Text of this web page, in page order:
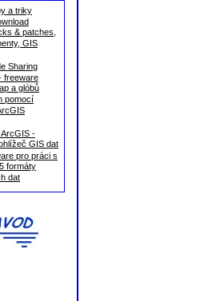
a triky
& patches,
GIS
Sharing
freeware
a glóbů
pomocí
-
GIS dat
pro práci s
formáty
dat